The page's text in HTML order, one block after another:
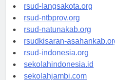
rsudtpi-kepriprov.org
rsud-langsakota.org
rsud-ntbprov.org
rsud-natunakab.org
rsudkisaran-asahankab.org
rsud-indonesia.org
sekolahindonesia.id